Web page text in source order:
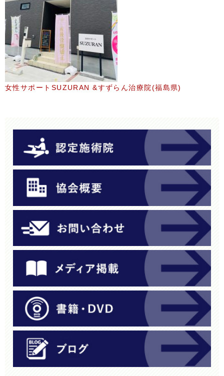
女性サポートSUZURAN &すずらん治療院(福島県)